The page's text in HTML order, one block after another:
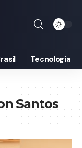
Tecnologia
Santos